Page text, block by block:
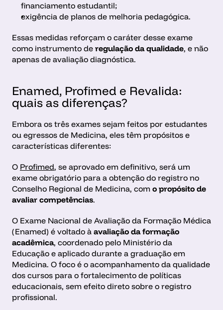
financiamento estudantil;
exigência de planos de melhoria pedagógica.
Essas medidas reforçam o caráter desse exame
como instrumento de regulação da qualidade, e não
apenas de avaliação diagnóstica.
Enamed, Profimed e Revalida:
quais as diferenças?
Embora os três exames sejam feitos por estudantes
ou egressos de Medicina, eles têm propósitos e
características diferentes:
O Profimed, se aprovado em definitivo, será um
exame obrigatório para a obtenção do registro no
Conselho Regional de Medicina, com o propósito de
avaliar competências.
O Exame Nacional de Avaliação da Formação Médica
(Enamed) é voltado à avaliação da formação
acadêmica, coordenado pelo Ministério da
Educação e aplicado durante a graduação em
Medicina. O foco é o acompanhamento da qualidade
dos cursos para o fortalecimento de políticas
educacionais, sem efeito direto sobre o registro
profissional.